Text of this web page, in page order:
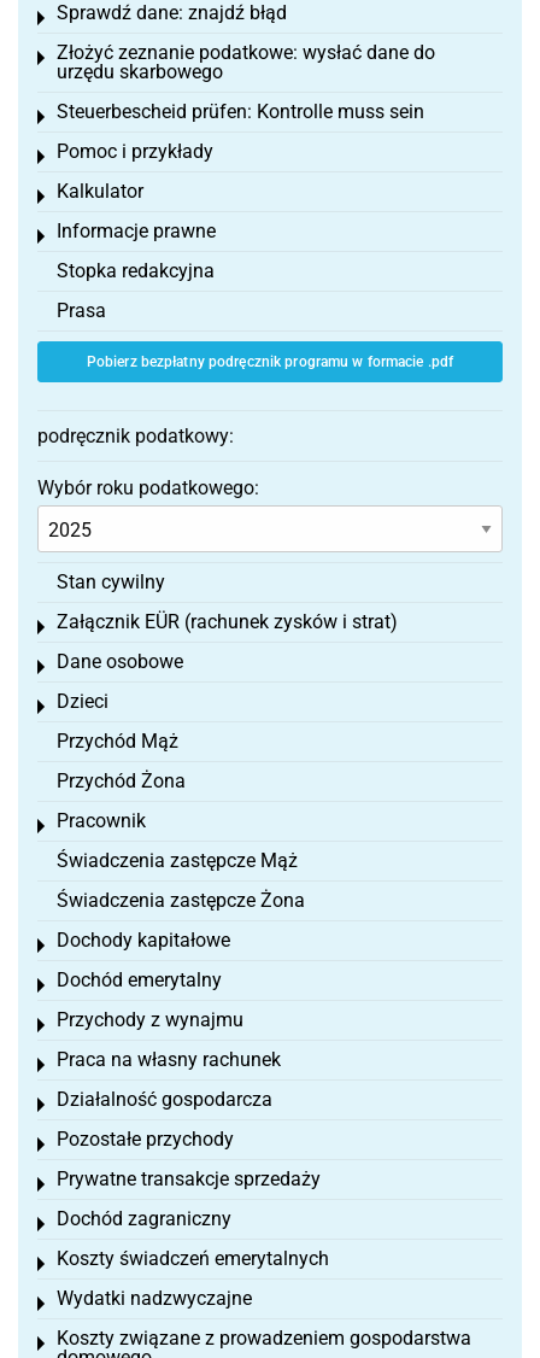
Sprawdź dane: znajdź błąd
Toggle menu
Złożyć zeznanie podatkowe: wysłać dane do
urzędu skarbowego
Toggle menu
Steuerbescheid prüfen: Kontrolle muss sein
Toggle menu
Pomoc i przykłady
Toggle menu
Kalkulator
Toggle menu
Informacje prawne
Toggle menu
Stopka redakcyjna
Prasa
Pobierz bezpłatny podręcznik programu w formacie .pdf
podręcznik podatkowy:
Wybór roku podatkowego:
Stan cywilny
Załącznik EÜR (rachunek zysków i strat)
Toggle menu
Dane osobowe
Toggle menu
Dzieci
Toggle menu
Przychód Mąż
Przychód Żona
Pracownik
Toggle menu
Świadczenia zastępcze Mąż
Świadczenia zastępcze Żona
Dochody kapitałowe
Toggle menu
Dochód emerytalny
Toggle menu
Przychody z wynajmu
Toggle menu
Praca na własny rachunek
Toggle menu
Działalność gospodarcza
Toggle menu
Pozostałe przychody
Toggle menu
Prywatne transakcje sprzedaży
Toggle menu
Dochód zagraniczny
Toggle menu
Koszty świadczeń emerytalnych
Toggle menu
Wydatki nadzwyczajne
Toggle menu
Koszty związane z prowadzeniem gospodarstwa
Toggle menu